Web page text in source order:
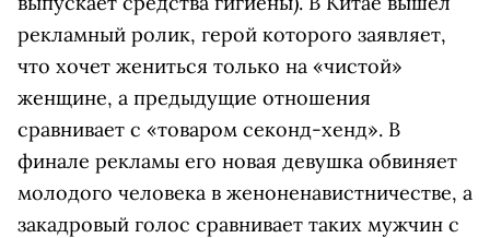
рекламный ролик, герой которого заявляет,
что хочет жениться только на «чистой»
женщине, а предыдущие отношения
сравнивает с «товаром секонд-хенд». В
финале рекламы его новая девушка обвиняет
молодого человека в женоненавистничестве, а
закадровый голос сравнивает таких мужчин с